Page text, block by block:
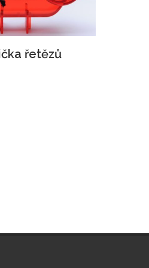
řetězů